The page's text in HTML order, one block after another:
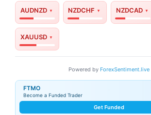
AUDNZD NZDCHF NZDCAD
XAUUSD
Powered by ForexSentiment.live
FTMO
Become a Funded Trader
Get Funded